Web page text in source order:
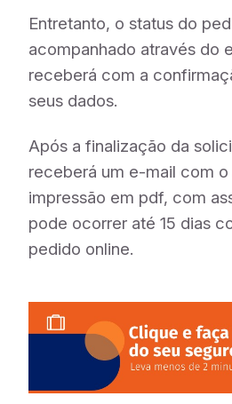
Entretanto, o status do
acompanhado através do
receberá com a
seus dados.
Após a finalização da
receberá um e-mail com o
impressão em pdf, com
pode ocorrer até 15 dias
pedido online.